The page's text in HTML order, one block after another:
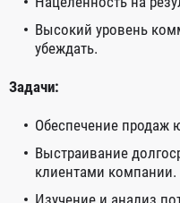
Высокий уровень
убеждать.
Задачи:
Обеспечение продаж
Выстраивание
клиентами компании.
Изучение и анализ